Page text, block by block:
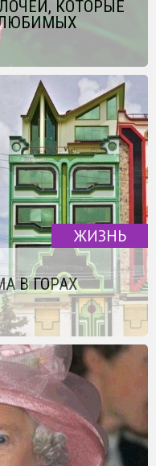
КОТОРЫЕ
ЖИЗНЬ
В ГОРАХ